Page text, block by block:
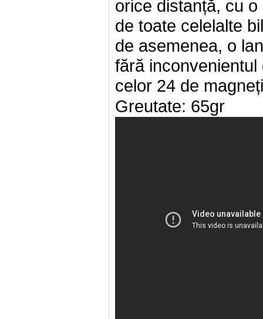
orice distanță, cu
de toate celelalte
de asemenea, o
fără
celor 24 de
Greutate: 65gr